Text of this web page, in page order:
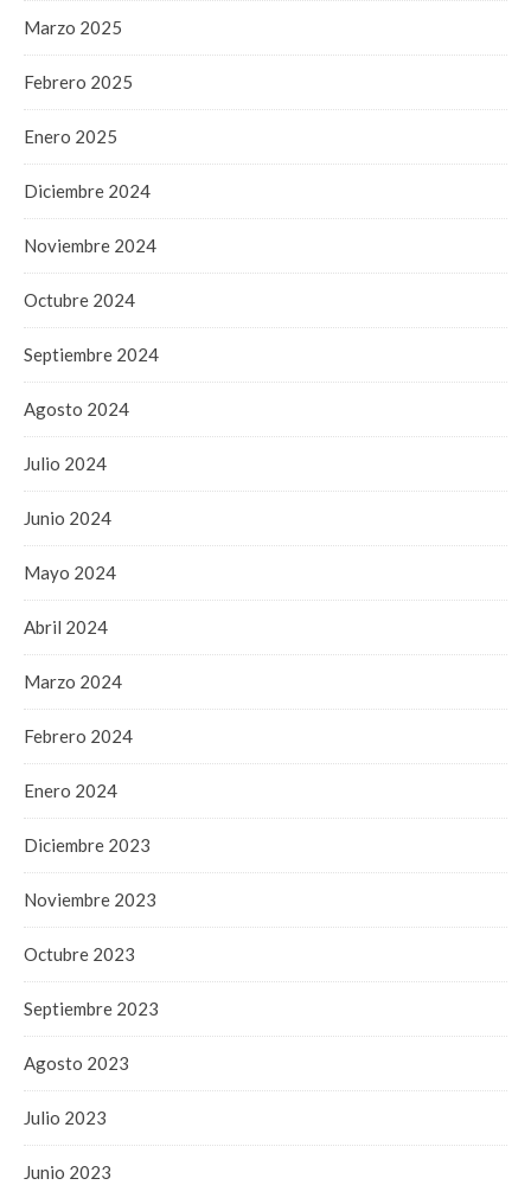
Marzo 2025
Febrero 2025
Enero 2025
Diciembre 2024
Noviembre 2024
Octubre 2024
Septiembre 2024
Agosto 2024
Julio 2024
Junio 2024
Mayo 2024
Abril 2024
Marzo 2024
Febrero 2024
Enero 2024
Diciembre 2023
Noviembre 2023
Octubre 2023
Septiembre 2023
Agosto 2023
Julio 2023
Junio 2023